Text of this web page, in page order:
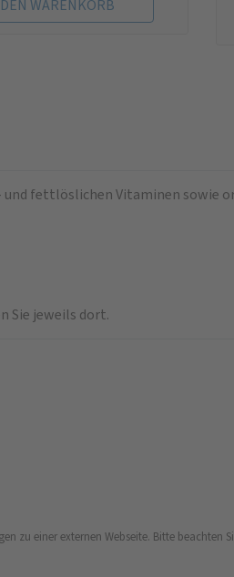
fettlöslichen Vitaminen sowie
Sie jeweils dort.
zu einer externen Webseite. Bitte